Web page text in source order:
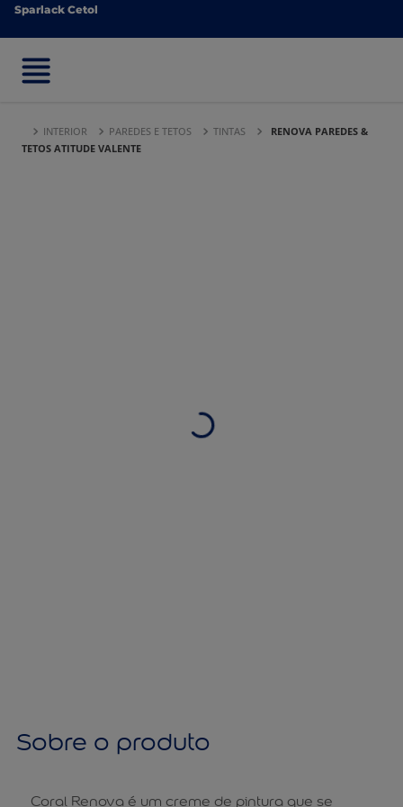
Sparlack Cetol
Sparlack Cetol
INTERIOR PAREDES E TETOS TINTAS
RENOVA PAREDES &
TETOS ATITUDE VALENTE
Sobre o produto
Coral Renova é um creme de pintura que se